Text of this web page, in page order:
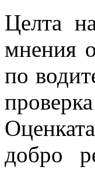
Целта
мнения
по
добро